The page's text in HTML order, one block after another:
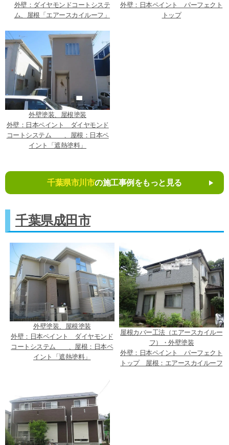
外壁：ダイヤモンドコートシステ
ム、屋根「エアースカイルーフ」
外壁：日本ペイント パーフェクト
トップ
外壁塗装、屋根塗装
外壁：日本ペイント ダイヤモンド
コートシステム 、屋根：日本ペ
イント「遮熱塗料」
千葉県市川市の施工事例をもっと見る
千葉県成田市
外壁塗装、屋根塗装
外壁：日本ペイント ダイヤモンド
コートシステム 、屋根：日本ペ
イント「遮熱塗料」
屋根カバー工法（エアースカイルー
フ）・外壁塗装
外壁：日本ペイント パーフェクト
トップ 屋根：エアースカイルーフ